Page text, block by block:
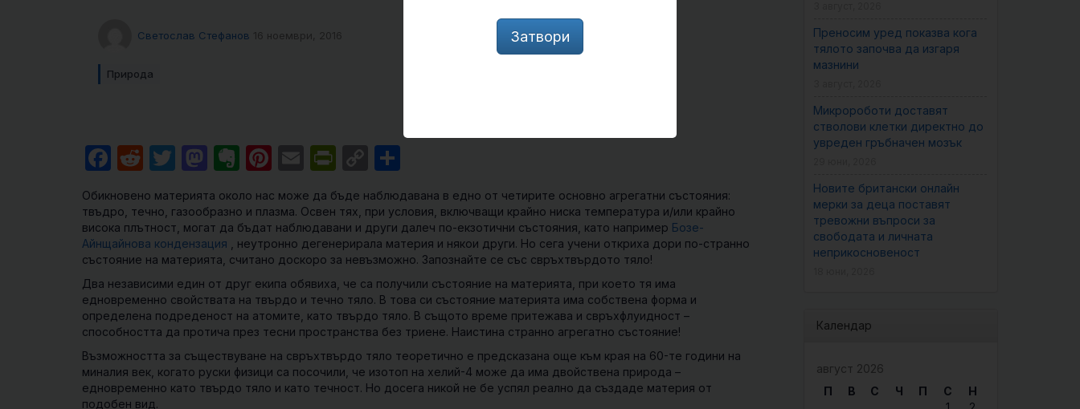
Светослав Стефанов 16 ноември, 2016
Природа
Facebook
RedditTwitter
Mastodon
Evernote
Pinterest
EmailPrintFriendly
Copy
Link
Обикновено материята около нас може да бъде наблюдавана в едно от четирите основно агрегатни състояния:
твъдро, течно, газообразно и плазма. Освен тях, при условия, включващи крайно ниска температура и/или крайно
висока плътност, могат да бъдат наблюдавани и други далеч по-екзотични състояния, като например Бозе-
Айнщайнова кондензация , неутронно дегенерирала материя и някои други. Но сега учени откриха дори по-странно
състояние на материята, считано доскоро за невъзможно. Запознайте се със свръхтвърдото тяло!
Два независими един от друг екипа обявиха, че са получили състояние на материята, при което тя има
едновременно свойствата на твърдо и течно тяло. В това си състояние материята има собствена форма и
определена подреденост на атомите, като твърдо тяло. В същото време притежава и свръхфлуидност –
способността да протича през тесни пространства без триене. Наистина странно агрегатно състояние!
Възможността за съществуване на свръхтвърдо тяло теоретично е предсказана още към края на 60-те години на
миналия век, когато руски физици са посочили, че изотоп на хелий-4 може да има двойствена природа –
едновременно като твърдо тяло и като течност. Но досега никой не бе успял реално да създаде материя от
подобен вид.
Преносим уред показва кога
тялото започва да изгаря
мазнини
Микророботи доставят
стволови клетки директно до
увреден гръбначен мозък
Новите британски онлайн
мерки за деца поставят
тревожни въпроси за
свободата и личната
неприкосновеност
Календар
август 2026
П
В С Ч П С
Н
Затвори